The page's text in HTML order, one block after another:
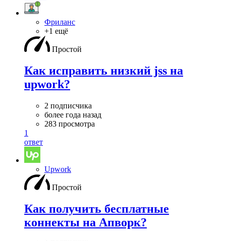
Фриланс
+1 ещё
Простой
Как исправить низкий jss на
upwork?
2 подписчика
более года назад
283 просмотра
1
ответ
Upwork
Простой
Как получить бесплатные
коннекты на Апворк?